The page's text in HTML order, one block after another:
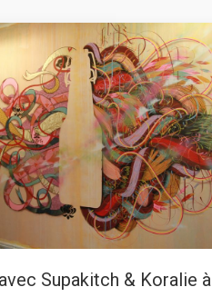
Supakitch & Koralie à